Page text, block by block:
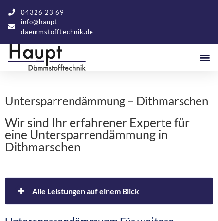
04326 23 69
info@haupt-
daemmstofftechnik.de
Untersparrendämmung – Dithmarschen
Wir sind Ihr erfahrener Experte für
eine Untersparrendämmung in
Dithmarschen
Alle Leistungen auf einem Blick